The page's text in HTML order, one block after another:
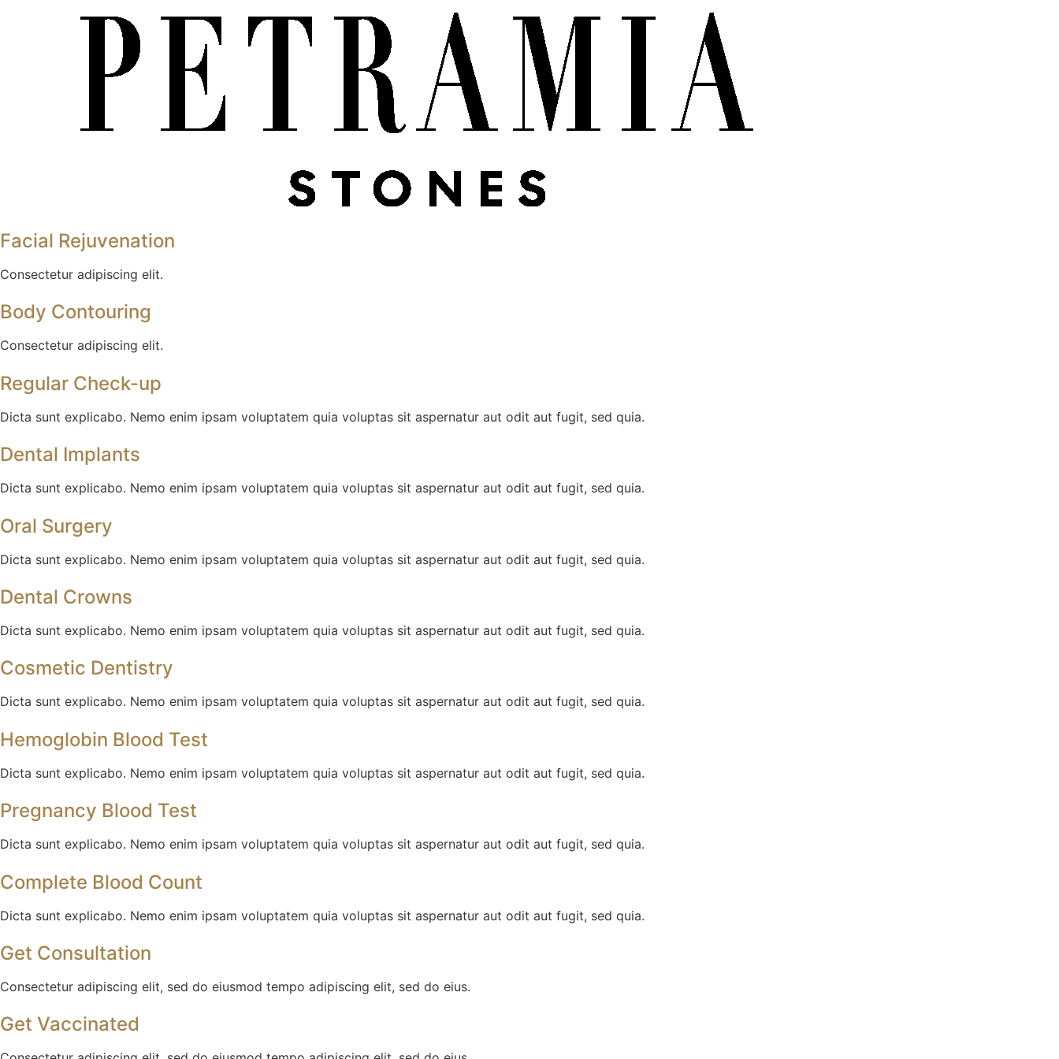
Facial Rejuvenation
Consectetur adipiscing elit.
Body Contouring
Consectetur adipiscing elit.
Regular Check-up
Dicta sunt explicabo. Nemo enim ipsam voluptatem quia voluptas sit aspernatur aut odit aut fugit, sed quia.
Dental Implants
Dicta sunt explicabo. Nemo enim ipsam voluptatem quia voluptas sit aspernatur aut odit aut fugit, sed quia.
Oral Surgery
Dicta sunt explicabo. Nemo enim ipsam voluptatem quia voluptas sit aspernatur aut odit aut fugit, sed quia.
Dental Crowns
Dicta sunt explicabo. Nemo enim ipsam voluptatem quia voluptas sit aspernatur aut odit aut fugit, sed quia.
Cosmetic Dentistry
Dicta sunt explicabo. Nemo enim ipsam voluptatem quia voluptas sit aspernatur aut odit aut fugit, sed quia.
Hemoglobin Blood Test
Dicta sunt explicabo. Nemo enim ipsam voluptatem quia voluptas sit aspernatur aut odit aut fugit, sed quia.
Pregnancy Blood Test
Dicta sunt explicabo. Nemo enim ipsam voluptatem quia voluptas sit aspernatur aut odit aut fugit, sed quia.
Complete Blood Count
Dicta sunt explicabo. Nemo enim ipsam voluptatem quia voluptas sit aspernatur aut odit aut fugit, sed quia.
Get Consultation
Consectetur adipiscing elit, sed do eiusmod tempo adipiscing elit, sed do eius.
Get Vaccinated